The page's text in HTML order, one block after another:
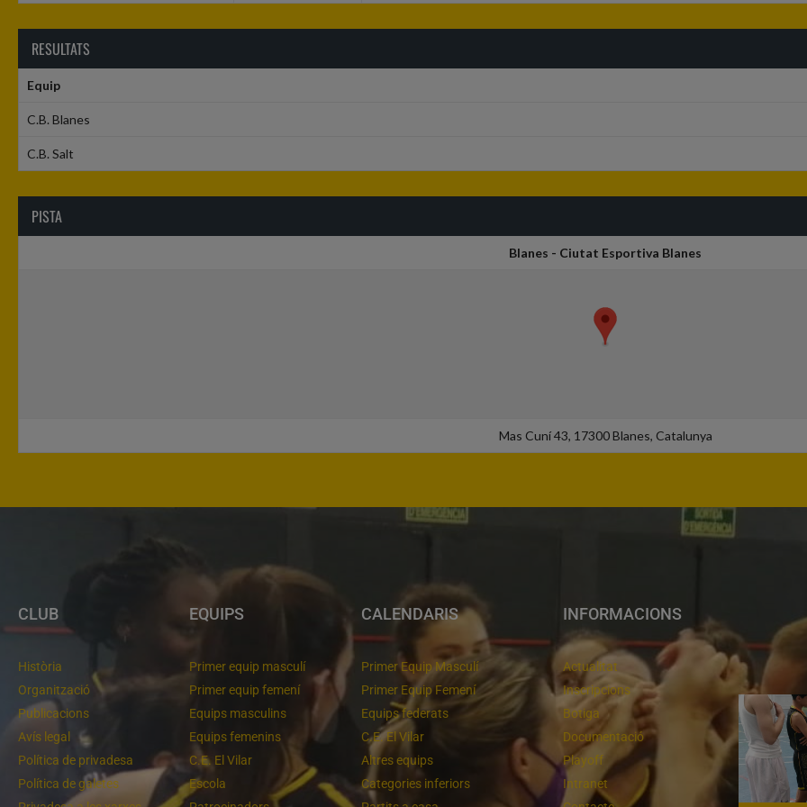
RESULTATS
Equip
C.B. Blanes
C.B. Salt
PISTA
Blanes - Ciutat Esportiva Blanes
Mas Cuní 43, 17300 Blanes, Catalunya
CLUB
Història
Organització
Publicacions
Avís legal
Política de privadesa
Política de galetes
EQUIPS
Primer equip masculí
Primer equip femení
Equips masculins
Equips femenins
C.E. El Vilar
Escola
CALENDARIS
Primer Equip Masculí
Primer Equip Femení
Equips federats
C.E. El Vilar
Altres equips
Categories inferiors
INFORMACIONS
Actualitat
Inscripcions
Botiga
Documentació
Playoff
Intranet